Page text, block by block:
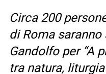
Circa 200
di Roma
Gandolfo per “A
tra natura,